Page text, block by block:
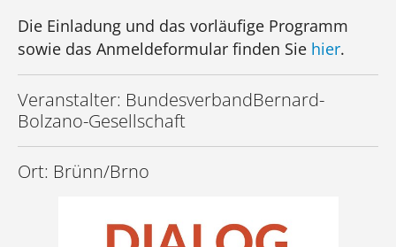
Die Einladung und das vorläufige Programm
sowie das Anmeldeformular finden Sie hier.
Veranstalter: BundesverbandBernard-
Bolzano-Gesellschaft
Ort: Brünn/Brno